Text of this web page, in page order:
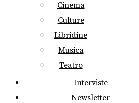
Cinema
Culture
Libridine
Musica
Teatro
Interviste
Newsletter